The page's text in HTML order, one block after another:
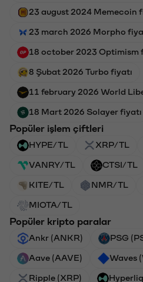
23 august 2024 Memecoin
23 march 2026 Morpho
18 october 2023 Optimism
8 Şubat 2026 Turbo fiyatı
11 february 2026 World
18 Mart 2026 Solayer fiyatı
Popüler işlem çiftleri
HYPE/TL XRP/TL
VANRY/TL CTSI/TL
KITE/TL NMR/TL
MIOTA/TL
Popüler kripto paralar
Ankr (ANKR) PSG
Aave (AAVE) Waves
Ripple (XRP)